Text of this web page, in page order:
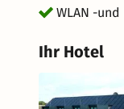
WLAN -
Ihr Hotel